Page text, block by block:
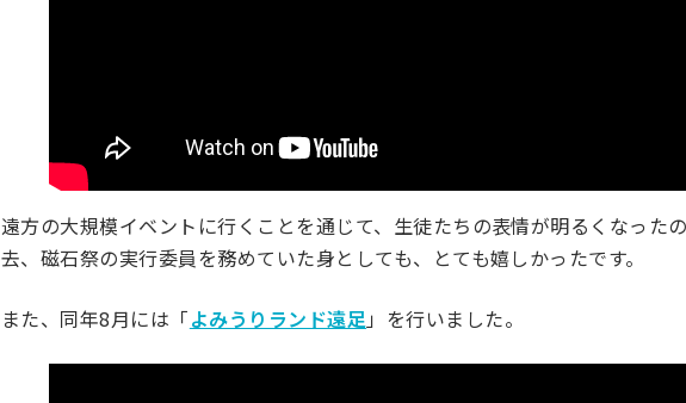
遠方の大規模イベントに行くことを通じて、生徒たちの表情が明るくなった
去、磁石祭の実行委員を務めていた身としても、とても嬉しかったです。
また、同年8月には「よみうりランド遠足 」を行いました。